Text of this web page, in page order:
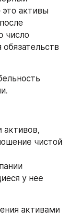
активы
число
активов,
чистой
у нее
активами